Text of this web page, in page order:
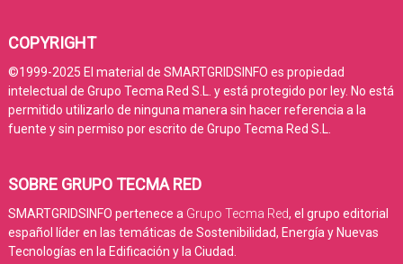
COPYRIGHT
©1999-2025 El material de SMARTGRIDSINFO es propiedad
intelectual de Grupo Tecma Red S.L. y está protegido por ley. No está
permitido utilizarlo de ninguna manera sin hacer referencia a la
fuente y sin permiso por escrito de Grupo Tecma Red S.L.
SOBRE GRUPO TECMA RED
SMARTGRIDSINFO pertenece a Grupo Tecma Red, el grupo editorial
español líder en las temáticas de Sostenibilidad, Energía y Nuevas
Tecnologías en la Edificación y la Ciudad.